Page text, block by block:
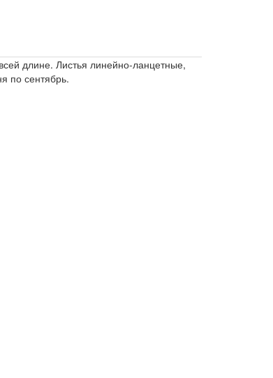
длине. Листья линейно-ланцетные,
по сентябрь.